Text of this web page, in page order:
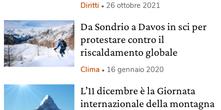
Diritti 26 ottobre 2021
Da Sondrio a Davos in sci per
protestare contro il
riscaldamento globale
Clima 16 gennaio 2020
L’11 dicembre è la Giornata
internazionale della montagna